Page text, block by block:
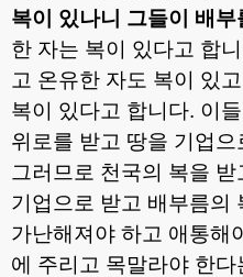
복이 있나니 그들이 배부
한 자는 복이 있다고 합
고 온유한 자도 복이 있
복이 있다고 합니다. 이
위로를 받고 땅을 기업
그러므로 천국의 복을
기업으로 받고 배부름의
가난해져야 하고 애통해
에 주리고 목말라야 한